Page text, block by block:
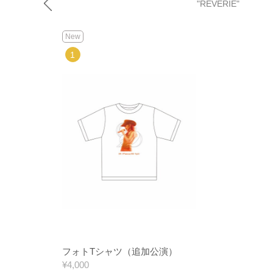
"REVERIE"
New
フォトTシャツ（追加公演）
¥4,000